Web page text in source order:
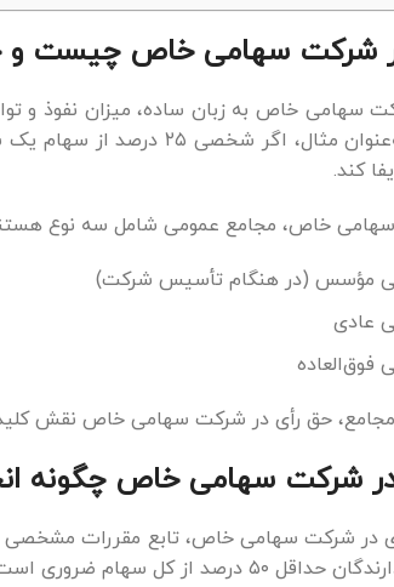
شرکت سهامی خاص چیست و
سهامی خاص به زبان ساده، میزان نفوذ و
اختیار دارد. به‌عنوان
کند.
خاص، مجامع عمومی شامل سه نوع
مؤسس (در هنگام تأسیس شرکت)
عادی
حق رأی در شرکت سهامی خاص نقش
شرکت سهامی خاص چگونه
در شرکت سهامی خاص، تابع مقررات
به حد نصاب نرسد، جلسه دوم با هر میزان حضور برگزار می‌شود.